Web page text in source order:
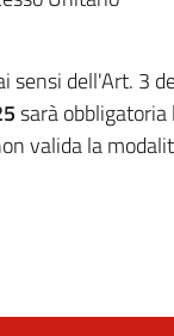
dell'Art. 3
sarà
valida la